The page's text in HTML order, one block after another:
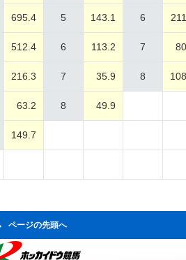
695.4 5 143.1 6
512.4 6 113.2 7
216.3 7 35.9 8
63.2 8 49.9
149.7
ページの先頭へ